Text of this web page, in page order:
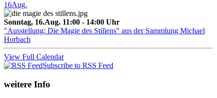
16Aug.
Sonntag, 16.Aug. 11:00 - 14:00 Uhr
"Ausstellung: Die Magie des Stillens" aus der Sammlung Michael
Horbach
View Full Calendar
Subscribe to RSS Feed
weitere Info